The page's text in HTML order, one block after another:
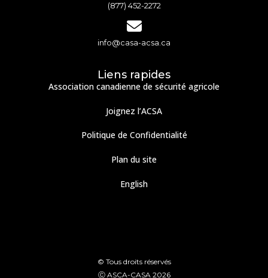
(877) 452-2272
info@casa-acsa.ca
Liens rapides
Association canadienne de sécurité agricole
Joignez l’ACSA
Politique de Confidentialité
Plan du site
English
© Tous droits réservés
Ⓒ ASCA-CASA 2026